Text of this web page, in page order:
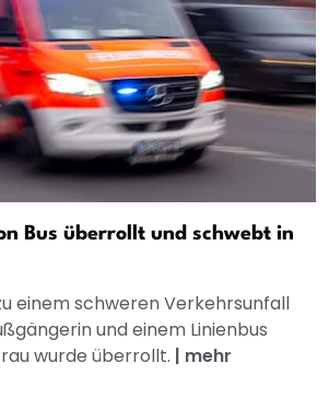
Bus überrollt und schwebt in
einem schweren Verkehrsunfall
und einem Linienbus
wurde überrollt. | mehr